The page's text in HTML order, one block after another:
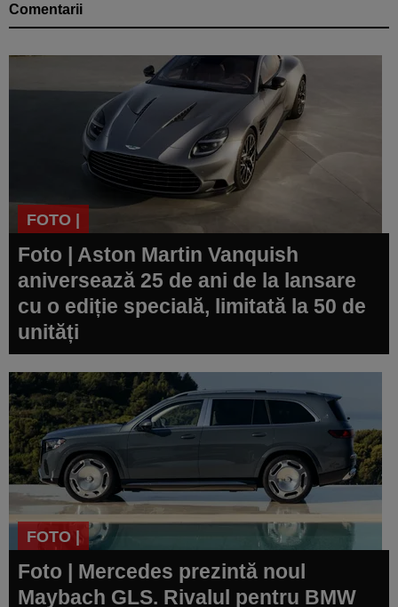
Comentarii
FOTO |
Foto | Aston Martin Vanquish
aniversează 25 de ani de la lansare
cu o ediție specială, limitată la 50 de
unități
FOTO |
Foto | Mercedes prezintă noul
Maybach GLS. Rivalul pentru BMW